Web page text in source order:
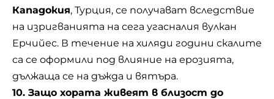
Кападокия, Турция, се получават вследствие
на изригванията на сега угасналия вулкан
Ерчийес. В течение на хиляди години скалите
са се оформили под влияние на ерозията,
дължаща се на дъжда и вятъра.
10. Защо хората живеят в близост до